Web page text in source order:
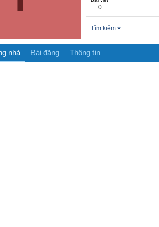
0
Tìm kiếm
nhà Bài đăng Thông tin